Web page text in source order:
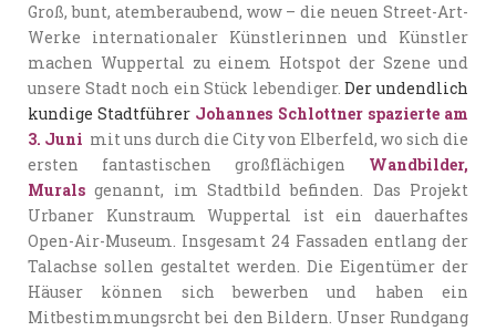
Groß, bunt, atemberaubend, wow – die neuen Street-Art-
Werke internationaler Künstlerinnen und Künstler
machen Wuppertal zu einem Hotspot der Szene und
unsere Stadt noch ein Stück lebendiger. Der undendlich
kundige Stadtführer Johannes Schlottner spazierte am
3. Juni mit uns durch die City von Elberfeld, wo sich die
ersten fantastischen großflächigen Wandbilder,
Murals genannt, im Stadtbild befinden. Das Projekt
Urbaner Kunstraum Wuppertal ist ein dauerhaftes
Open-Air-Museum. Insgesamt 24 Fassaden entlang der
Talachse sollen gestaltet werden. Die Eigentümer der
Häuser können sich bewerben und haben ein
Mitbestimmungsrcht bei den Bildern. Unser Rundgang